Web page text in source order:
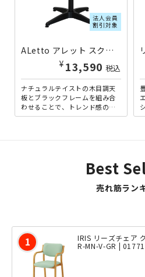
法人会員
割引対象
ALetto アレット スクエアテーブル W600×D600×H720 アッシュウッド ALT-0606-AW | 270272
¥ 13,590 税込
ナチュラルテイストの木目調天
板とブラックフレームを組み合
わせることで、トレンド感のあ
るデザインを目指した「ALetto
Best
売れ筋ラン
IRIS リーズチェア
R-MN-V-GR |